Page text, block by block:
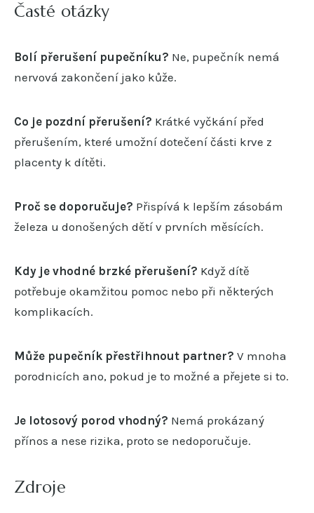
Časté otázky
Bolí přerušení pupečníku? Ne, pupečník nemá
nervová zakončení jako kůže.
Co je pozdní přerušení? Krátké vyčkání před
přerušením, které umožní dotečení části krve z
placenty k dítěti.
Proč se doporučuje? Přispívá k lepším zásobám
železa u donošených dětí v prvních měsících.
Kdy je vhodné brzké přerušení? Když dítě
potřebuje okamžitou pomoc nebo při některých
komplikacích.
Může pupečník přestřihnout partner? V mnoha
porodnicích ano, pokud je to možné a přejete si to.
Je lotosový porod vhodný? Nemá prokázaný
přínos a nese rizika, proto se nedoporučuje.
Zdroje